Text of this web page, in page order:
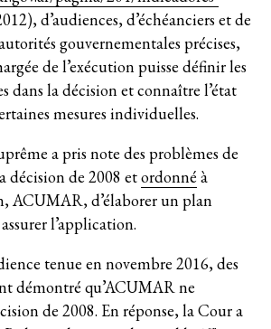
d’audiences, d’échéanciers et de
gouvernementales précises,
de l’exécution puisse définir les
dans la décision et connaître l’état
mesures individuelles.
a pris note des problèmes de
décision de 2008 etordonné à
ACUMAR, d’élaborer un plan
l’application.
tenue en novembre 2016, des
démontré qu’ACUMAR ne
de 2008. En réponse, la Cour a